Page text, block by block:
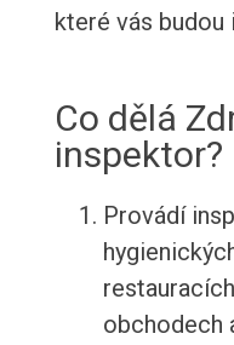
které vás budou
Co dělá
inspektor?
Provádí
obchodech